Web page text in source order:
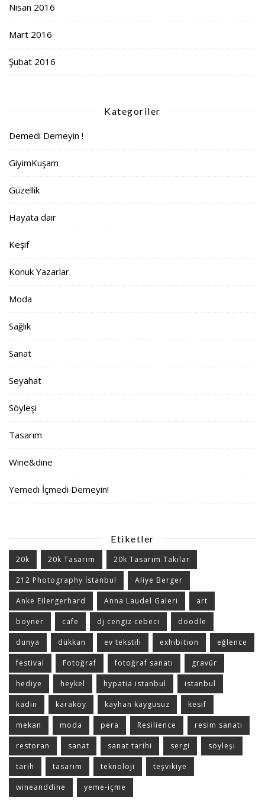
Nisan 2016
Mart 2016
Şubat 2016
Kategoriler
Demedi Demeyin !
GiyimKuşam
Güzellik
Hayata dair
Keşif
Konuk Yazarlar
Moda
Sağlık
Sanat
Seyahat
Söyleşi
Tasarım
Wine&dine
Yemedi İçmedi Demeyin!
Etiketler
20k 20k Tasarım 20k Tasarım Takılar
212 Photography İstanbul Aliye Berger
Anke Eilergerhard Anna Laudel Galeri art
boyner cafe dj cengiz cebeci doodle
dunya dükkan ev tekstili exhibition eğlence
festival Fotoğraf fotoğraf sanatı gravür
hediye heykel hypatia istanbul istanbul
kadın karaköy kayhan kaygusuz kesif
mekan moda pera Resilience resim sanatı
restoran sanat sanat tarihi sergi söyleşi
tarih tasarım teknoloji teşvikiye
wineanddine yeme-içme